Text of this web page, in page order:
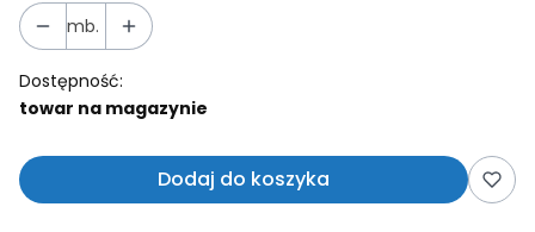
mb.
Dostępność:
towar na magazynie
Dodaj do koszyka